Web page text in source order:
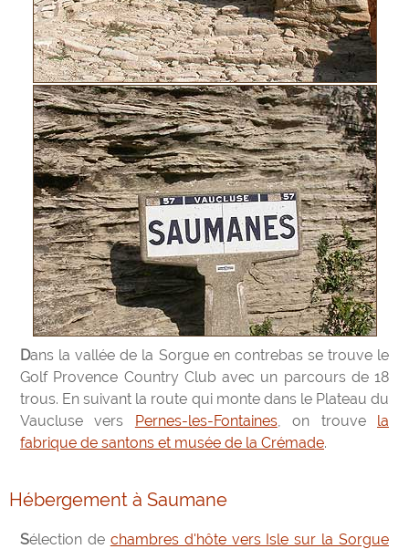
Dans la vallée de la Sorgue en contrebas se trouve le
Golf Provence Country Club avec un parcours de 18
trous. En suivant la route qui monte dans le Plateau du
Vaucluse vers Pernes-les-Fontaines, on trouve la
fabrique de santons et musée de la Crémade.
Hébergement à Saumane
Sélection de chambres d'hôte vers Isle sur la Sorgue